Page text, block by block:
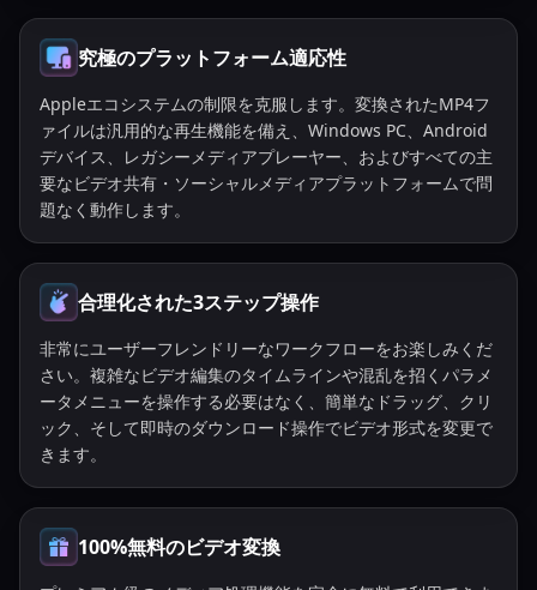
究極のプラットフォーム適応性
Appleエコシステムの制限を克服します。変換されたMP4フ
ァイルは汎用的な再生機能を備え、Windows PC、Android
デバイス、レガシーメディアプレーヤー、およびすべての主
要なビデオ共有・ソーシャルメディアプラットフォームで問
題なく動作します。
合理化された3ステップ操作
非常にユーザーフレンドリーなワークフローをお楽しみくだ
さい。複雑なビデオ編集のタイムラインや混乱を招くパラメ
ータメニューを操作する必要はなく、簡単なドラッグ、クリ
ック、そして即時のダウンロード操作でビデオ形式を変更で
きます。
100%無料のビデオ変換